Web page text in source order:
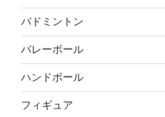
バドミントン
バレーボール
ハンドボール
フィギュア